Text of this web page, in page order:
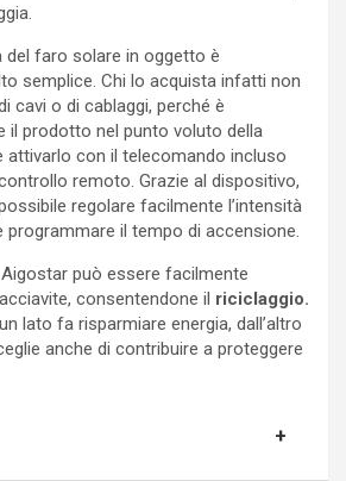
faro solare in oggetto è
semplice. Chi lo acquista infatti non
cavi o di cablaggi, perché è
il prodotto nel punto voluto della
attivarlo con il telecomando incluso
remoto. Grazie al dispositivo,
regolare facilmente l’intensità
programmare il tempo di accensione.
può essere facilmente
consentendone il riciclaggio.
lato fa risparmiare energia, dall’altro
anche di contribuire a proteggere